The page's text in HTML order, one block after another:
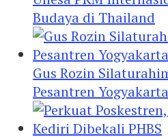
Budaya di Thailand
Gus Rozin
Pesantren